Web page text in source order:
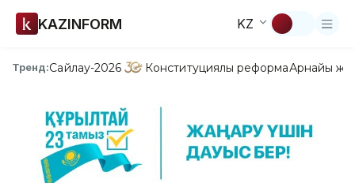
KAZINFORM KZ
Тренд:Сайлау-2026 Конституциялық реформаАрнайы